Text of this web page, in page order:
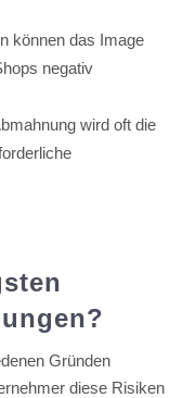
können das Image
negativ
wird oft die
Gründen
diese Risiken